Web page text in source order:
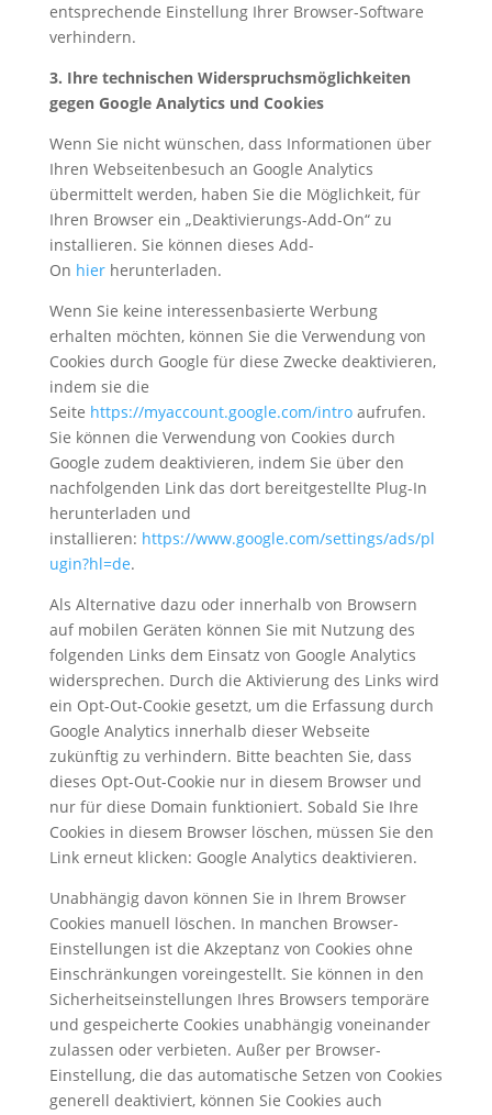
entsprechende Einstellung Ihrer Browser-Software
verhindern.
3. Ihre technischen Widerspruchsmöglichkeiten
gegen Google Analytics und Cookies
Wenn Sie nicht wünschen, dass Informationen über
Ihren Webseitenbesuch an Google Analytics
übermittelt werden, haben Sie die Möglichkeit, für
Ihren Browser ein „Deaktivierungs-Add-On“ zu
installieren. Sie können dieses Add-
On hierherunterladen.
Wenn Sie keine interessenbasierte Werbung
erhalten möchten, können Sie die Verwendung von
Cookies durch Google für diese Zwecke deaktivieren,
indem sie die
Seite https://myaccount.google.com/introaufrufen.
Sie können die Verwendung von Cookies durch
Google zudem deaktivieren, indem Sie über den
nachfolgenden Link das dort bereitgestellte Plug-In
herunterladen und
installieren: https://www.google.com/settings/ads/pl
ugin?hl=de.
Als Alternative dazu oder innerhalb von Browsern
auf mobilen Geräten können Sie mit Nutzung des
folgenden Links dem Einsatz von Google Analytics
widersprechen. Durch die Aktivierung des Links wird
ein Opt-Out-Cookie gesetzt, um die Erfassung durch
Google Analytics innerhalb dieser Webseite
zukünftig zu verhindern. Bitte beachten Sie, dass
dieses Opt-Out-Cookie nur in diesem Browser und
nur für diese Domain funktioniert. Sobald Sie Ihre
Cookies in diesem Browser löschen, müssen Sie den
Link erneut klicken: Google Analytics deaktivieren.
Unabhängig davon können Sie in Ihrem Browser
Cookies manuell löschen. In manchen Browser-
Einstellungen ist die Akzeptanz von Cookies ohne
Einschränkungen voreingestellt. Sie können in den
Sicherheitseinstellungen Ihres Browsers temporäre
und gespeicherte Cookies unabhängig voneinander
zulassen oder verbieten. Außer per Browser-
Einstellung, die das automatische Setzen von Cookies
generell deaktiviert, können Sie Cookies auch